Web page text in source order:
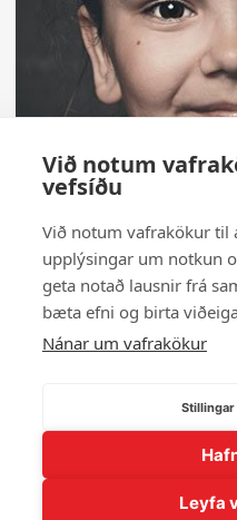
← Til
Við notum
vefsíðu
Við notum vafrakökur til
upplýsingar um notkun
geta notað lausnir frá
bæta efni og birta
Nánar um vafrakökur
Stillingar
Leyfa